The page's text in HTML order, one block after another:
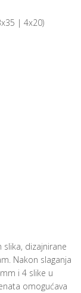
| 4x20)
slika, dizajnirane
Nakon slaganja
i 4 slike u
omogućava